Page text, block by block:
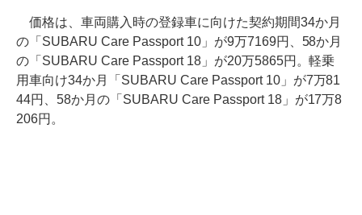
価格は、車両購入時の登録車に向けた契約期間34か月
の「SUBARU Care Passport 10」が9万7169円、58か月
の「SUBARU Care Passport 18」が20万5865円。軽乗
用車向け34か月「SUBARU Care Passport 10」が7万81
44円、58か月の「SUBARU Care Passport 18」が17万8
206円。